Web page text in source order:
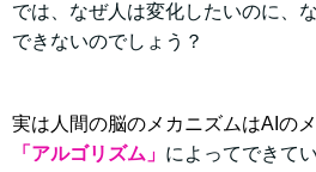
では、なぜ人は変化したいのに、
できないのでしょう？
実は人間の脳のメカニズムはAIの
「アルゴリズム」 によってできて